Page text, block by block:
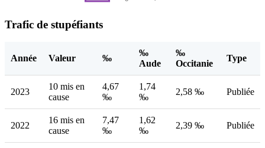
Trafic de stupéfiants
Année Valeur ‰
‰
Aude
‰
Occitanie
Type
2023
10 mis en
cause
4,67
‰
1,74
‰
2,58 ‰ Publiée
2022
16 mis en
cause
7,47
‰
1,62
‰
2,39 ‰ Publiée